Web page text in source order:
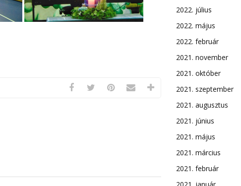
2022. július
2022. május
2022. február
2021. november
2021. október
2021. szeptember
2021. augusztus
2021. június
2021. május
2021. március
2021. február